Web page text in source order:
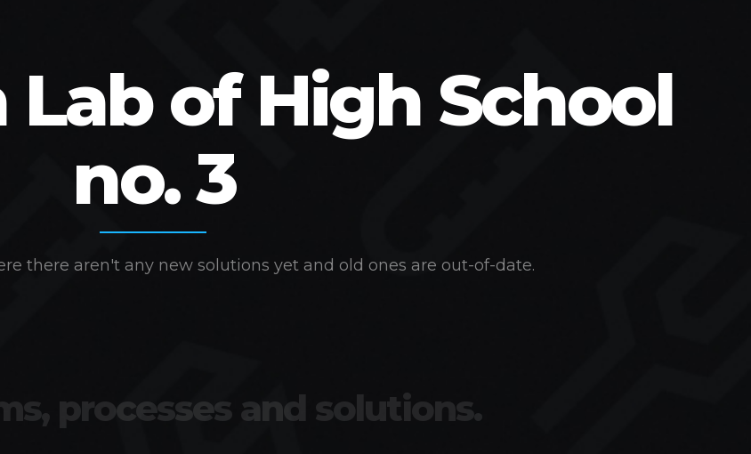
of High School
no. 3
there aren't any new solutions yet and old ones are out-of-date.
processes and solutions.